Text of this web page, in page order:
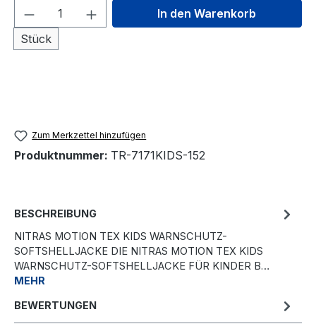
Produkt Anzahl: Gib den
Stück
In den Warenkorb
Zum Merkzettel hinzufügen
Produktnummer: TR-7171KIDS-152
BESCHREIBUNG
NITRAS MOTION TEX KIDS WARNSCHUTZ-
SOFTSHELLJACKE DIE NITRAS MOTION TEX KIDS
WARNSCHUTZ-SOFTSHELLJACKE FÜR KINDER B…
MEHR
BEWERTUNGEN